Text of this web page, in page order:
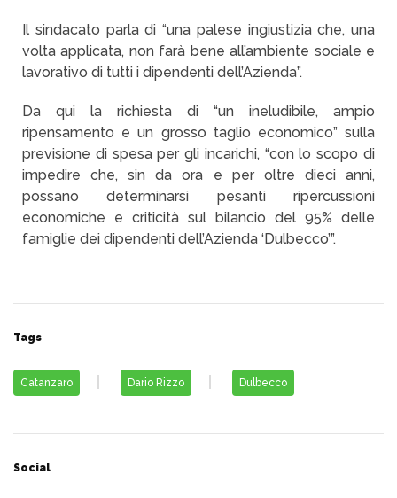
Il sindacato parla di “una palese ingiustizia che, una
volta applicata, non farà bene all’ambiente sociale e
lavorativo di tutti i dipendenti dell’Azienda”.
Da qui la richiesta di “un ineludibile, ampio
ripensamento e un grosso taglio economico” sulla
previsione di spesa per gli incarichi, “con lo scopo di
impedire che, sin da ora e per oltre dieci anni,
possano determinarsi pesanti ripercussioni
economiche e criticità sul bilancio del 95% delle
famiglie dei dipendenti dell’Azienda ‘Dulbecco’”.
Tags
Catanzaro Dario Rizzo Dulbecco
Social